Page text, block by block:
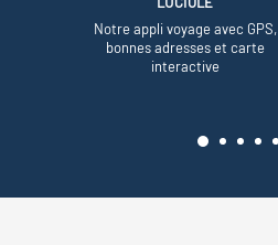
Notre appli voyage avec GPS,
bonnes adresses et carte
interactive